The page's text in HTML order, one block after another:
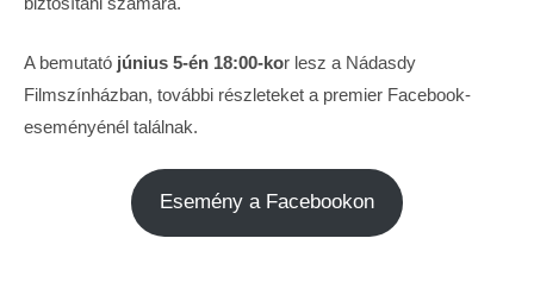
A bemutató június 5-én 18:00-kor lesz a Nádasdy
Filmszínházban, további részleteket a premier Facebook-
eseményénél találnak.
Esemény a Facebookon